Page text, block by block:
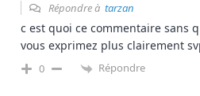
Répondre à tarzan
c est quoi ce commentaire sans
vous exprimez plus clairement
0 Répondre